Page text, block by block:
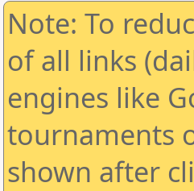
Note: To
of all links
engines like
tournaments
shown after